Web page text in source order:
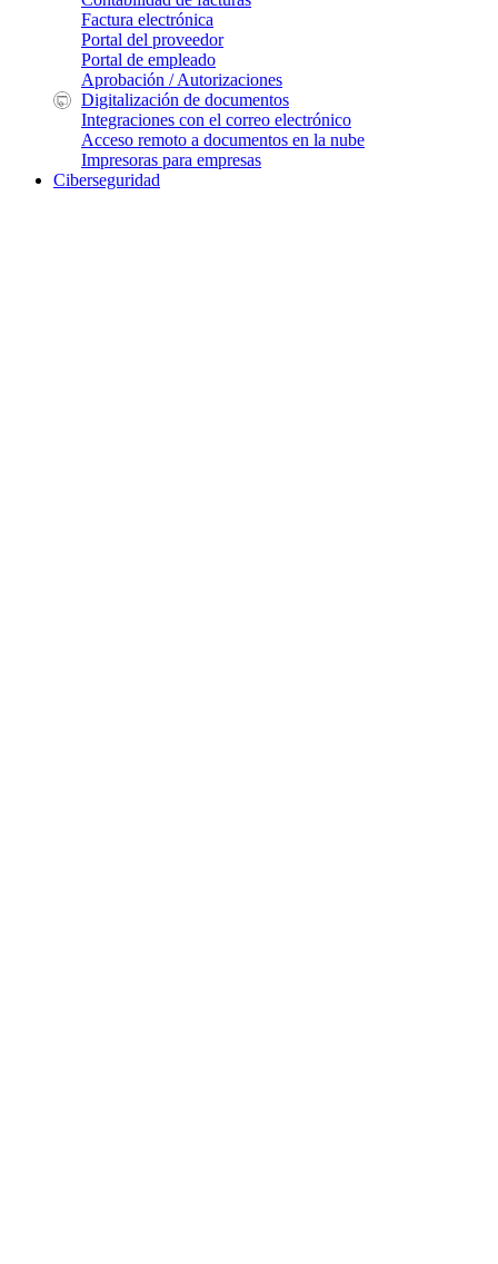
Factura electrónica
Portal del proveedor
Portal de empleado
Aprobación / Autorizaciones
Digitalización de documentos
Integraciones con el correo electrónico
Acceso remoto a documentos en la nube
Impresoras para empresas
Ciberseguridad